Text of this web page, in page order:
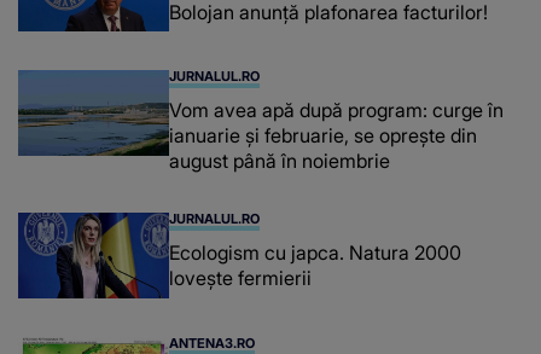
Bolojan anunță plafonarea facturilor!
JURNALUL.RO
Vom avea apă după program: curge în
ianuarie și februarie, se oprește din
august până în noiembrie
JURNALUL.RO
Ecologism cu japca. Natura 2000
lovește fermierii
ANTENA3.RO